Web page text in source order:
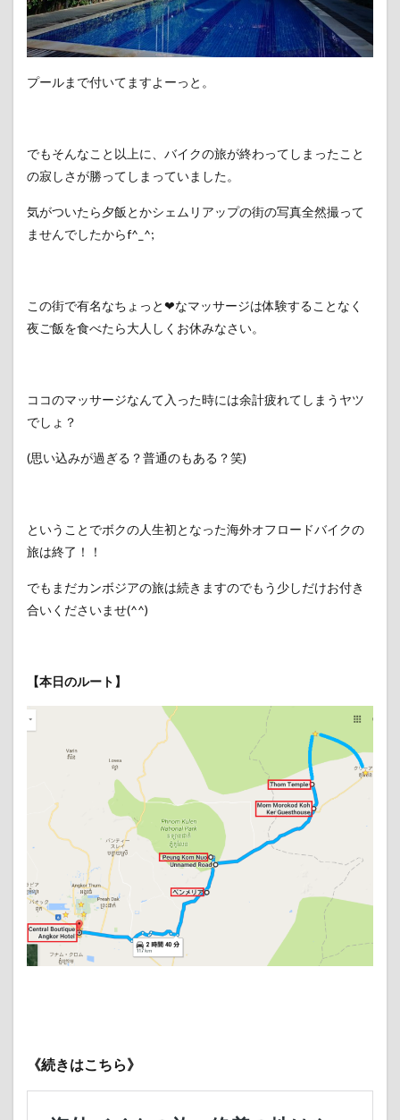
プールまで付いてますよーっと。
でもそんなこと以上に、バイクの旅が終わってしまったこと
の寂しさが勝ってしまっていました。
気がついたら夕飯とかシェムリアップの街の写真全然撮って
ませんでしたからf^_^;
この街で有名なちょっと❤なマッサージは体験することなく
夜ご飯を食べたら大人しくお休みなさい。
ココのマッサージなんて入った時には余計疲れてしまうヤツ
でしょ？
(思い込みが過ぎる？普通のもある？笑)
ということでボクの人生初となった海外オフロードバイクの
旅は終了！！
でもまだカンボジアの旅は続きますのでもう少しだけお付き
合いくださいませ(^^)
【本日のルート】
《続きはこちら》